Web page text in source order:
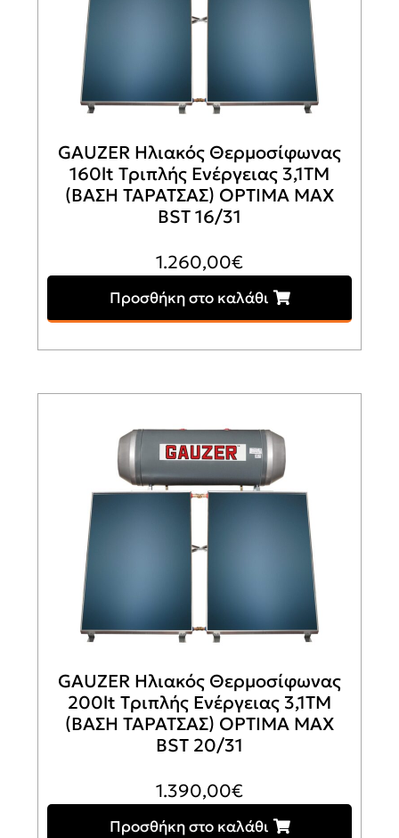
GAUZER Ηλιακός Θερμοσίφωνας
160lt Tριπλής Ενέργειας 3,1ΤΜ
(ΒΑΣΗ ΤΑΡΑΤΣΑΣ) OPTIMA MAX
BSΤ 16/31
1.260,00€
Προσθήκη στο καλάθι
GAUZER Ηλιακός Θερμοσίφωνας
200lt Tριπλής Ενέργειας 3,1ΤΜ
(ΒΑΣΗ ΤΑΡΑΤΣΑΣ) OPTIMA MAX
BSΤ 20/31
1.390,00€
Προσθήκη στο καλάθι